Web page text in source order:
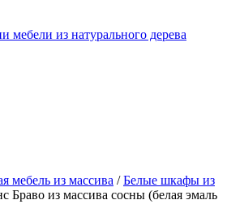
мебели из натурального дерева
мебель из массива /Белые шкафы из
Браво из массива сосны (белая эмаль